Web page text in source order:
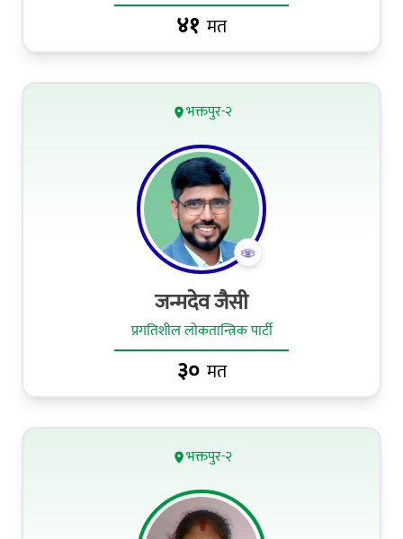
४१ मत
भक्तपुर-२
जन्मदेव जैसी
प्रगतिशील लोकतान्त्रिक पार्टी
३० मत
भक्तपुर-२